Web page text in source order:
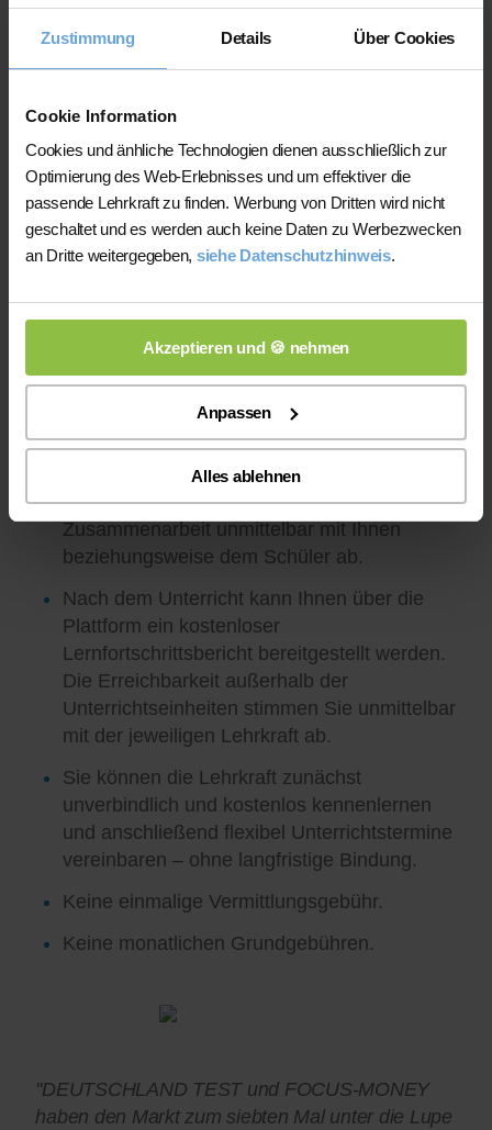
Zustimmung Details Über Cookies
Cookie Information
Cookies und änhliche Technologien dienen ausschließlich zur
Optimierung des Web-Erlebnisses und um effektiver die
passende Lehrkraft zu finden. Werbung von Dritten wird nicht
geschaltet und es werden auch keine Daten zu Werbezwecken
an Dritte weitergegeben, siehe Datenschutzhinweis.
Akzeptieren und 🍪 nehmen
Anpassen
Alles ablehnen
Nachhilfeinstituten und privater
Nachhilfe
Qualifikationsnachweise vor der
Freischaltung geprüft werden.
Nachhilfe-Team.net unterstützt Sie dabei,
möglichst schnell eine zu Ihrem Bedarf
Ausfall können Sie auf Wunsch bei der
Vermittlung einer anderen Lehrkraft
unterstützt werden.
Die Lehrkräfte gestalten und verantworten
ihren Unterricht eigenständig.
Die jeweilige Lehrkraft stimmt Lernziele,
Unterrichtsgestaltung und die weitere
Zusammenarbeit unmittelbar mit Ihnen
beziehungsweise dem Schüler ab.
Nach dem Unterricht kann Ihnen über die
Plattform ein kostenloser
Lernfortschrittsbericht bereitgestellt werden.
Die Erreichbarkeit außerhalb der
Unterrichtseinheiten stimmen Sie unmittelbar
mit der jeweiligen Lehrkraft ab.
Sie können die Lehrkraft zunächst
unverbindlich und kostenlos kennenlernen
und anschließend flexibel Unterrichtstermine
vereinbaren – ohne langfristige Bindung.
Keine einmalige Vermittlungsgebühr.
Keine monatlichen Grundgebühren.
"DEUTSCHLAND TEST und FOCUS-MONEY
haben den Markt zum siebten Mal unter die Lupe